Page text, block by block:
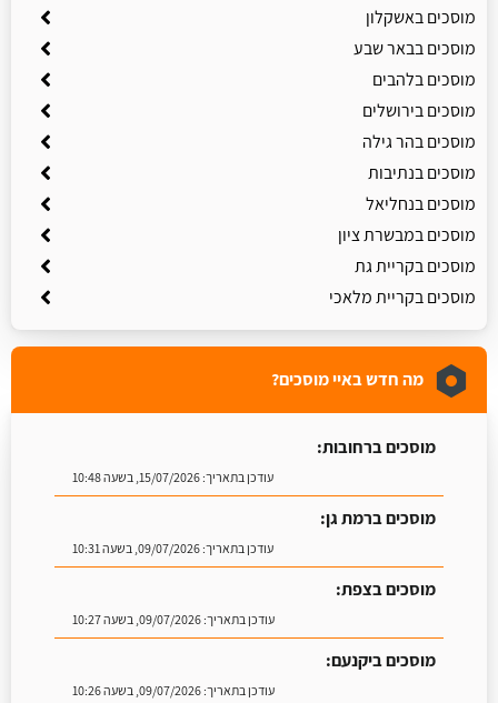
מוסכים באשקלון
מוסכים בבאר שבע
מוסכים בלהבים
מוסכים בירושלים
מוסכים בהר גילה
מוסכים בנתיבות
מוסכים בנחליאל
מוסכים במבשרת ציון
מוסכים בקריית גת
מוסכים בקריית מלאכי
מה חדש באיי מוסכים?
מוסכים ברחובות:
עודכן בתאריך:15/07/2026, בשעה 10:48
מוסכים ברמת גן:
עודכן בתאריך:09/07/2026, בשעה 10:31
מוסכים בצפת:
עודכן בתאריך:09/07/2026, בשעה 10:27
מוסכים ביקנעם:
עודכן בתאריך:09/07/2026, בשעה 10:26